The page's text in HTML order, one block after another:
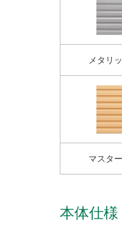
メタリ
マスタ
本体仕様